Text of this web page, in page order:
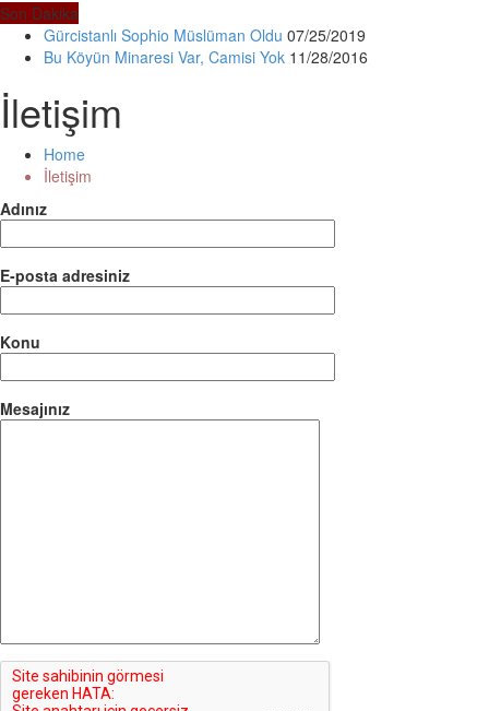
Son Dakika
Gürcistanlı Sophio Müslüman Oldu 07/25/2019
Bu Köyün Minaresi Var, Camisi Yok 11/28/2016
İletişim
Home
İletişim
Adınız
E-posta adresiniz
Konu
Mesajınız